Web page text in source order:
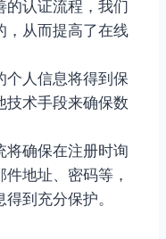
的认证流程，我们
，从而提高了在线
个人信息将得到保
技术手段来确保数
将确保在注册时询
地址、密码等，
到充分保护。